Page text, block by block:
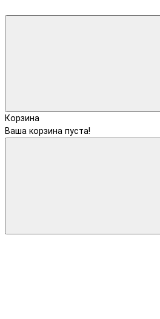
Корзина
Ваша корзина пуста!